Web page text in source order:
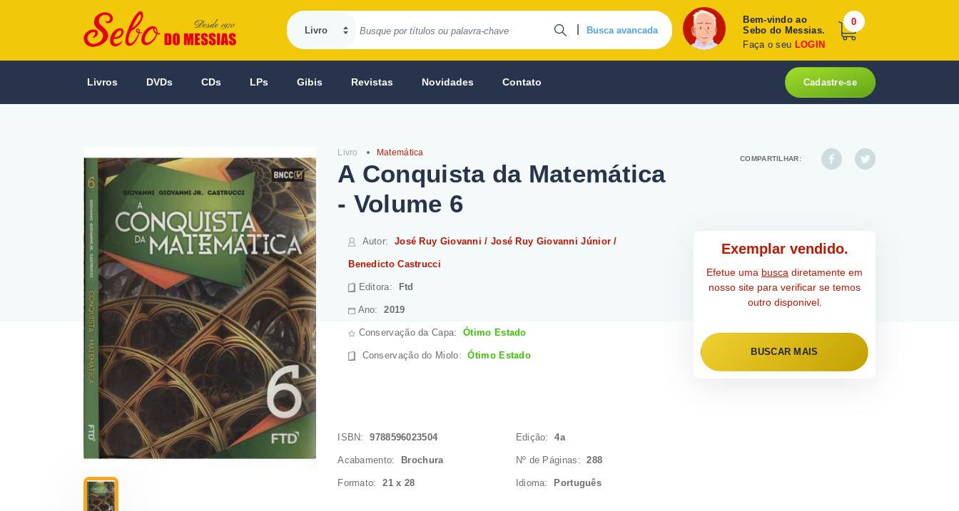
Busca avancada
Bem-vindo ao
Sebo do Messias.
Faça o seu LOGIN
0
Livros DVDs CDs LPs Gibis Revistas Novidades Contato Cadastre-se
Livro Matemática
A Conquista da Matemática
- Volume 6
Autor: José Ruy Giovanni / José Ruy Giovanni Júnior /
Benedicto Castrucci
Editora: Ftd
Ano:2019
Conservação da Capa:Ótimo Estado
Conservação do Miolo:Ótimo Estado
ISBN:9788596023504 Edição:4a
Acabamento: Brochura Nº de Páginas:288
Formato:21 x 28 Idioma: Português
COMPARTILHAR:
Exemplar vendido.
Efetue uma busca diretamente em
nosso site para verificar se temos
outro disponivel.
BUSCAR MAIS